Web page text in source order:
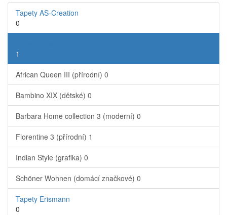
Tapety AS-Creation
0
1
African Queen III (přírodní) 0
Bambino XIX (dětské) 0
Barbara Home collection 3 (moderní) 0
Florentine 3 (přírodní) 1
Indian Style (grafika) 0
Schöner Wohnen (domácí značkové) 0
Tapety Erismann
0